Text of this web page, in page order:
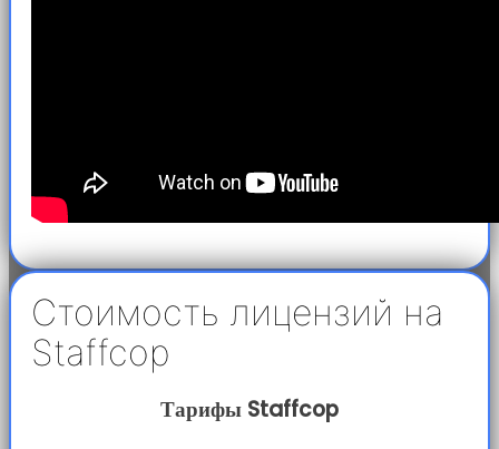
Стоимость лицензий на
Staffcop
Тарифы Staffcop